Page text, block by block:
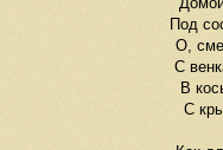
Под
О,
С
В
С